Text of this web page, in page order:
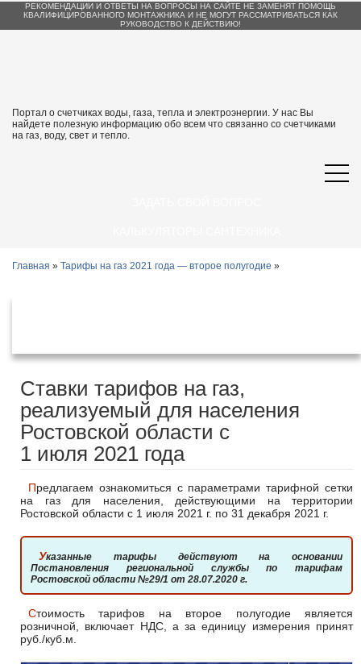
РЕКОМЕНДАЦИИ И ОТВЕТЫ НА ВОПРОСЫ НА САЙТЕ НЕ ЗАМЕНЯТ ПОМОЩЬ
КВАЛИФИЦИРОВАННОГО МОНТАЖНИКА И НЕ МОГУТ РАССМАТРИВАТЬСЯ КАК
РУКОВОДСТВО К ДЕЙСТВИЮ!
Портал о счетчиках воды, газа, тепла и электроэнергии. У нас Вы
найдете полезную информацию обо всем что связанно со счетчиками
на газ, воду, свет и тепло.
Главная » Тарифы на газ 2021 года — второе полугодие »
Ставки тарифов на газ,
реализуемый для населения
Ростовской области с
1 июля 2021 года
Предлагаем ознакомиться с параметрами тарифной сетки
на газ для населения, действующими на территории
Ростовской области с 1 июля 2021 г. по 31 декабря 2021 г.
Указанные тарифы действуют на основании
Постановления региональной службы по тарифам
Ростовской области №29/1 от 28.07.2020 г.
Стоимость тарифов на второе полугодие является
розничной, включает НДС, а за единицу измерения принят
руб./куб.м.